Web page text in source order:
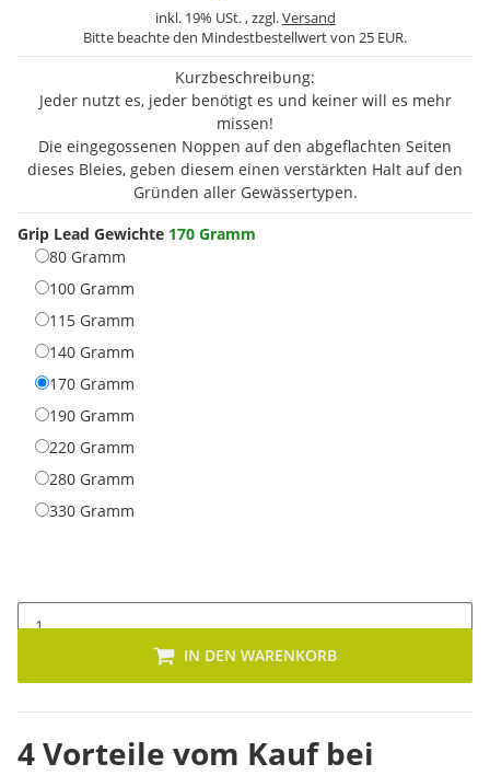
inkl. 19% USt. , zzgl.Versand
Bitte beachte den Mindestbestellwert von 25 EUR.
Kurzbeschreibung:
Jeder nutzt es, jeder benötigt es und keiner will es mehr
missen!
Die eingegossenen Noppen auf den abgeflachten Seiten
dieses Bleies, geben diesem einen verstärkten Halt auf den
Gründen aller Gewässertypen.
Grip Lead Gewichte 170 Gramm
80 Gramm
100 Gramm
115 Gramm
140 Gramm
170 Gramm
190 Gramm
220 Gramm
280 Gramm
330 Gramm
IN DEN WARENKORB
4 Vorteile vom Kauf bei